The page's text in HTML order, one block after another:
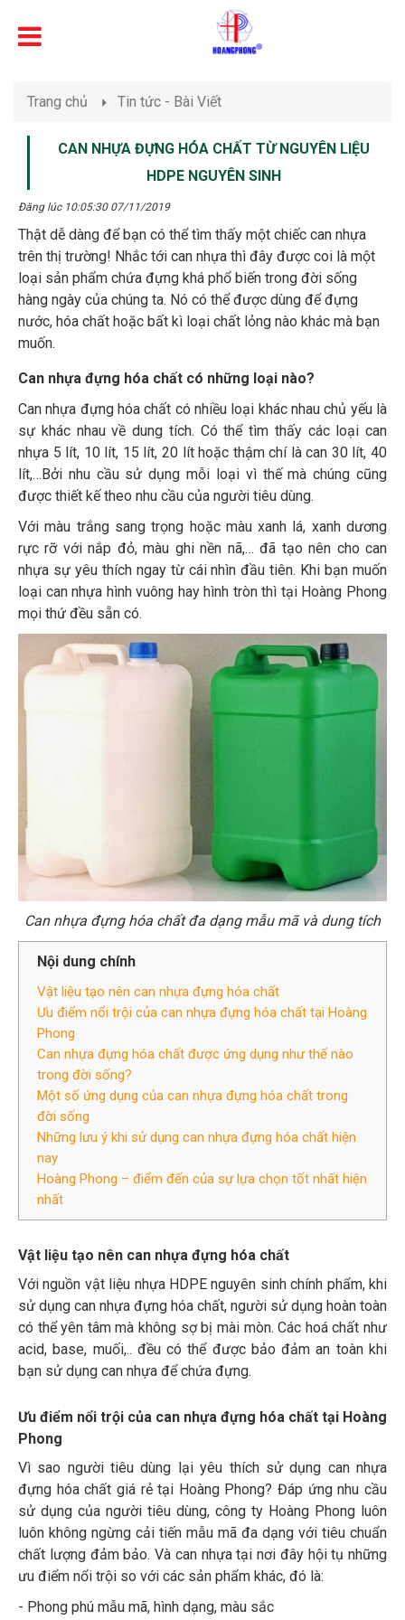
Trang chủ Tin tức - Bài Viết
CAN NHỰA ĐỰNG HÓA CHẤT TỪ NGUYÊN LIỆU
HDPE NGUYÊN SINH
Đăng lúc 10:05:30 07/11/2019
Thật dễ dàng để bạn có thể tìm thấy một chiếc can nhựa
trên thị trường! Nhắc tới can nhựa thì đây được coi là một
loại sản phẩm chứa đựng khá phổ biến trong đời sống
hàng ngày của chúng ta. Nó có thể được dùng để đựng
nước, hóa chất hoặc bất kì loại chất lỏng nào khác mà bạn
muốn.
Can nhựa đựng hóa chất có những loại nào?
Can nhựa đựng hóa chất có nhiều loại khác nhau chủ yếu là
sự khác nhau về dung tích. Có thể tìm thấy các loại can
nhựa 5 lít, 10 lít, 15 lít, 20 lít hoặc thậm chí là can 30 lít, 40
lít,…Bởi nhu cầu sử dụng mỗi loại vì thế mà chúng cũng
được thiết kế theo nhu cầu của người tiêu dùng.
Với màu trắng sang trọng hoặc màu xanh lá, xanh dương
rực rỡ với nắp đỏ, màu ghi nền nã,… đã tạo nên cho can
nhựa sự yêu thích ngay từ cái nhìn đầu tiên. Khi bạn muốn
loại can nhựa hình vuông hay hình tròn thì tại Hoàng Phong
mọi thứ đều sẵn có.
Can nhựa đựng hóa chất đa dạng mẫu mã và dung tích
Nội dung chính
Vật liệu tạo nên can nhựa đựng hóa chất
Ưu điểm nổi trội của can nhựa đựng hóa chất tại Hoàng
Phong
Can nhựa đựng hóa chất được ứng dụng như thế nào
trong đời sống?
Một số ứng dụng của can nhựa đựng hóa chất trong
đời sống
Những lưu ý khi sử dụng can nhựa đựng hóa chất hiện
nay
Hoàng Phong – điểm đến của sự lựa chọn tốt nhất hiện
nhất
Vật liệu tạo nên can nhựa đựng hóa chất
Với nguồn vật liệu nhựa HDPE nguyên sinh chính phẩm, khi
sử dụng can nhựa đựng hóa chất, người sử dụng hoàn toàn
có thể yên tâm mà không sợ bị mài mòn. Các hoá chất như
acid, base, muối,.. đều có thể được bảo đảm an toàn khi
bạn sử dụng can nhựa để chứa đựng.
Ưu điểm nổi trội của can nhựa đựng hóa chất tại Hoàng
Phong
Vì sao người tiêu dùng lại yêu thích sử dụng can nhựa
đựng hóa chất giá rẻ tại Hoàng Phong? Đáp ứng nhu cầu
sử dụng của người tiêu dùng, công ty Hoàng Phong luôn
luôn không ngừng cải tiến mẫu mã đa dạng với tiêu chuẩn
chất lượng đảm bảo. Và can nhựa tại nơi đây hội tụ những
ưu điểm nổi trội so với các sản phẩm khác, đó là:
- Phong phú mẫu mã, hình dạng, màu sắc